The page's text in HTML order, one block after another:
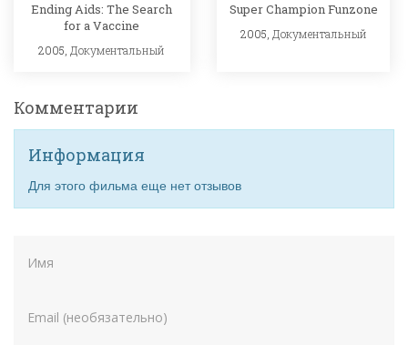
Ending Aids: The Search
for a Vaccine
2005,Документальный
Super Champion Funzone
2005, Документальный
Комментарии
Информация
Для этого фильма еще нет отзывов